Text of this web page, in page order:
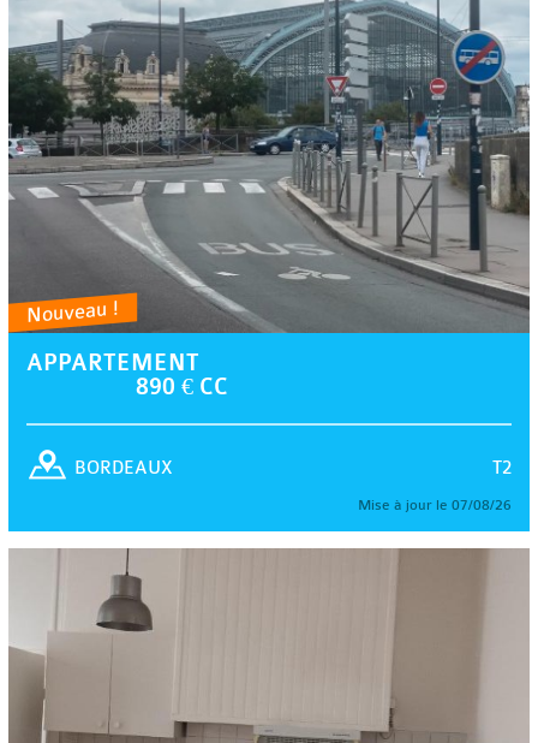
Nouveau !
APPARTEMENT
890 € CC
T2
BORDEAUX
Mise à jour le 07/08/26